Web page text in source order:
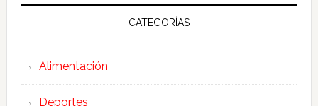
CATEGORÍAS
Alimentación
Deportes